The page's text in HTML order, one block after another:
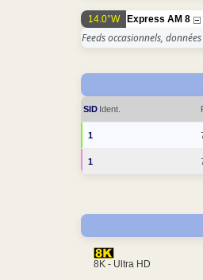
14.0°W Express AM 8
Feeds occasionnels,
SID Ident.
1
1
8K - Ultra HD